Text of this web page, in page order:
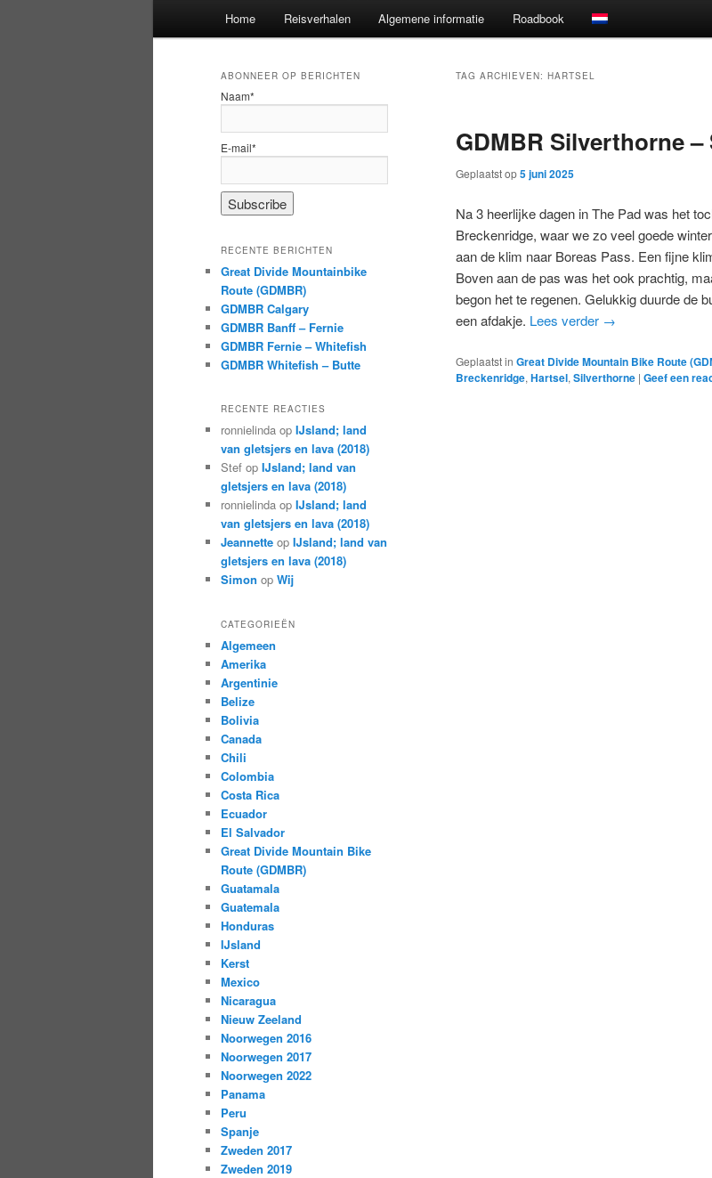
Home Reisverhalen Algemene informatie Roadbook
TAG ARCHIEVEN: HARTSEL
GDMBR Silverthorne –
Geplaatst op5 juni 2025
Na 3 heerlijke dagen in The Pad was het
Breckenridge, waar we zo veel goede
aan de klim naar Boreas Pass. Een fijne
Boven aan de pas was het ook prachtig,
begon het te regenen. Gelukkig duurde de
een afdakje. Lees verder →
Geplaatst in Great Divide Mountain Bike Route
Breckenridge, Hartsel, Silverthorne | Geef een
ABONNEER OP BERICHTEN
Naam*
E-mail*
RECENTE BERICHTEN
Great Divide Mountainbike
Route (GDMBR)
GDMBR Calgary
GDMBR Banff – Fernie
GDMBR Fernie – Whitefish
GDMBR Whitefish – Butte
RECENTE REACTIES
ronnielinda op IJsland; land
van gletsjers en lava (2018)
Stef op IJsland; land van
gletsjers en lava (2018)
ronnielinda op IJsland; land
van gletsjers en lava (2018)
Jeannette op IJsland; land van
gletsjers en lava (2018)
Simon op Wij
CATEGORIEËN
Algemeen
Amerika
Argentinie
Belize
Bolivia
Canada
Chili
Colombia
Costa Rica
Ecuador
El Salvador
Great Divide Mountain Bike
Route (GDMBR)
Guatamala
Guatemala
Honduras
IJsland
Kerst
Mexico
Nicaragua
Nieuw Zeeland
Noorwegen 2016
Noorwegen 2017
Noorwegen 2022
Panama
Peru
Spanje
Zweden 2017
Zweden 2019